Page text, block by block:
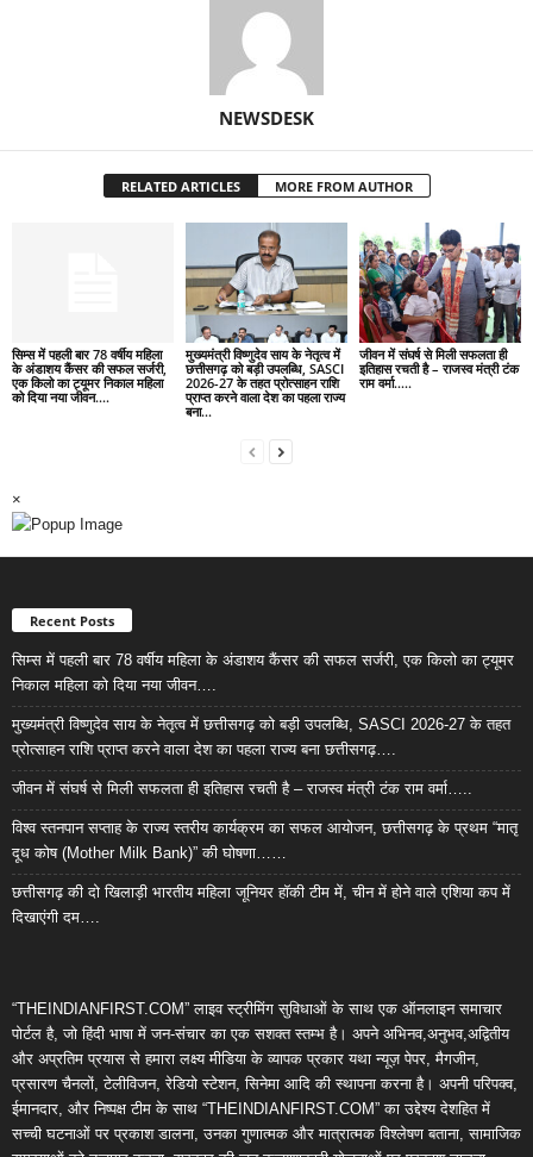
NEWSDESK
RELATED ARTICLES MORE FROM AUTHOR
सिम्स में पहली बार 78 वर्षीय महिला
के अंडाशय कैंसर की सफल सर्जरी,
एक किलो का ट्यूमर निकाल महिला
को दिया नया जीवन….
मुख्यमंत्री विष्णुदेव साय के नेतृत्व में
छत्तीसगढ़ को बड़ी उपलब्धि, SASCI
2026-27 के तहत प्रोत्साहन राशि
प्राप्त करने वाला देश का पहला राज्य
बना...
जीवन में संघर्ष से मिली सफलता ही
इतिहास रचती है – राजस्व मंत्री टंक
राम वर्मा…..
×
Recent Posts
सिम्स में पहली बार 78 वर्षीय महिला के अंडाशय कैंसर की सफल सर्जरी, एक किलो का ट्यूमर
निकाल महिला को दिया नया जीवन….
मुख्यमंत्री विष्णुदेव साय के नेतृत्व में छत्तीसगढ़ को बड़ी उपलब्धि, SASCI 2026-27 के तहत
प्रोत्साहन राशि प्राप्त करने वाला देश का पहला राज्य बना छत्तीसगढ़….
जीवन में संघर्ष से मिली सफलता ही इतिहास रचती है – राजस्व मंत्री टंक राम वर्मा…..
विश्व स्तनपान सप्ताह के राज्य स्तरीय कार्यक्रम का सफल आयोजन, छत्तीसगढ़ के प्रथम “मातृ
दूध कोष (Mother Milk Bank)” की घोषणा……
छत्तीसगढ़ की दो खिलाड़ी भारतीय महिला जूनियर हॉकी टीम में, चीन में होने वाले एशिया कप में
दिखाएंगी दम….
“THEINDIANFIRST.COM” लाइव स्ट्रीमिंग सुविधाओं के साथ एक ऑनलाइन समाचार
पोर्टल है, जो हिंदी भाषा में जन-संचार का एक सशक्त स्तम्भ है। अपने अभिनव,अनुभव,अद्वितीय
और अप्रतिम प्रयास से हमारा लक्ष्य मीडिया के व्यापक प्रकार यथा न्यूज़ पेपर, मैगजीन,
प्रसारण चैनलों, टेलीविजन, रेडियो स्टेशन, सिनेमा आदि की स्थापना करना है। अपनी परिपक्व,
ईमानदार, और निष्पक्ष टीम के साथ “THEINDIANFIRST.COM” का उद्देश्य देशहित में
सच्ची घटनाओं पर प्रकाश डालना, उनका गुणात्मक और मात्रात्मक विश्लेषण बताना, सामाजिक